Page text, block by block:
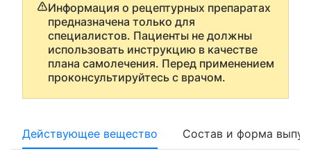
Информация о рецептурных препаратах
предназначена только для
специалистов. Пациенты не должны
использовать инструкцию в качестве
плана самолечения. Перед применением
проконсультируйтесь с врачом.
Действующее вещество Состав и форма